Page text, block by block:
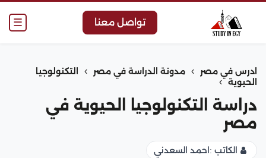
☰ تواصل معنا
ادرس في مصر › مدونة الدراسة في مصر ›
التكنولوجيا
الحيوية
›
دراسة التكنولوجيا الحيوية في
مصر
الكاتب : احمد السعدني